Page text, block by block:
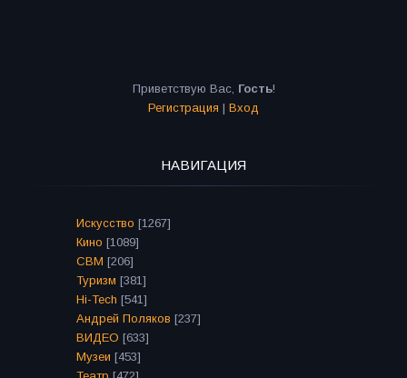
Приветствую Вас, Гость!
Регистрация | Вход
НАВИГАЦИЯ
Искусство [1267]
Кино [1089]
СВМ [206]
Туризм [381]
Hi-Tech [541]
Андрей Поляков [237]
ВИДЕО [633]
Музеи [453]